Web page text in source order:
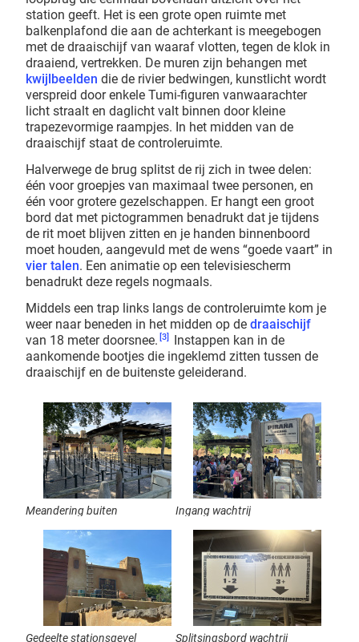
station geeft. Het is een grote open ruimte met
balkenplafond die aan de achterkant is meegebogen
met de draaischijf van waaraf vlotten, tegen de klok in
draaiend, vertrekken. De muren zijn behangen met
kwijlbeelden die de rivier bedwingen, kunstlicht wordt
verspreid door enkele Tumi-figuren vanwaarachter
licht straalt en daglicht valt binnen door kleine
trapezevormige raampjes. In het midden van de
draaischijf staat de controleruimte.
Halverwege de brug splitst de rij zich in twee delen:
één voor groepjes van maximaal twee personen, en
één voor grotere gezelschappen. Er hangt een groot
bord dat met pictogrammen benadrukt dat je tijdens
de rit moet blijven zitten en je handen binnenboord
moet houden, aangevuld met de wens “goede vaart” in
vier talen. Een animatie op een televisiescherm
benadrukt deze regels nogmaals.
Middels een trap links langs de controleruimte kom je
weer naar beneden in het midden op de draaischijf
van 18 meter doorsnee. [3]
Instappen kan in de
aankomende bootjes die ingeklemd zitten tussen de
draaischijf en de buitenste geleiderand.
Meandering buiten Ingang wachtrij
Gedeelte stationsgevel Splitsingsbord wachtrij